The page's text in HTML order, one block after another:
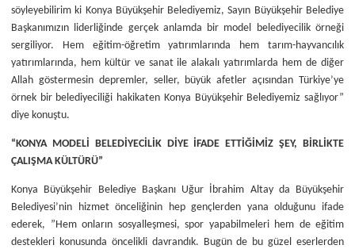
söyleyebilirim ki Konya Büyükşehir Belediyemiz, Sayın Büyükşehir Belediye
Başkanımızın liderliğinde gerçek anlamda bir model belediyecilik örneği
sergiliyor. Hem eğitim-öğretim yatırımlarında hem tarım-hayvancılık
yatırımlarında, hem kültür ve sanat ile alakalı yatırımlarda hem de diğer
Allah göstermesin depremler, seller, büyük afetler açısından Türkiye’ye
örnek bir belediyeciliği hakikaten Konya Büyükşehir Belediyemiz sağlıyor”
diye konuştu.
“KONYA MODELİ BELEDİYECİLİK DİYE İFADE ETTİĞİMİZ ŞEY, BİRLİKTE
ÇALIŞMA KÜLTÜRÜ”
Konya Büyükşehir Belediye Başkanı Uğur İbrahim Altay da Büyükşehir
Belediyesi’nin hizmet önceliğinin hep gençlerden yana olduğunu ifade
ederek, ”Hem onların sosyalleşmesi, spor yapabilmeleri hem de eğitim
destekleri konusunda öncelikli davrandık. Bugün de bu güzel eserlerden